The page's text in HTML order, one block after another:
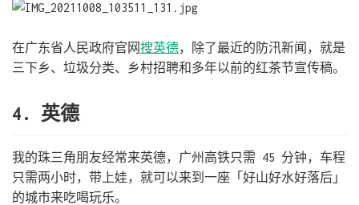
在广东省人民政府官网搜英德，除了最近的防汛新闻，就是
三下乡、垃圾分类、乡村招聘和多年以前的红茶节宣传稿。
4. 英德
我的珠三角朋友经常来英德，广州高铁只需 45 分钟，车程
只需两小时，带上娃，就可以来到一座「好山好水好落后」
的城市来吃喝玩乐。